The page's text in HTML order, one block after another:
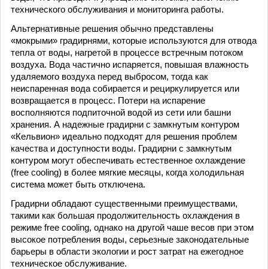
технического обслуживания и мониторинга работы.
Альтернативные решения обычно представлены
«мокрыми» градирнями, которые используются для отвода
тепла от воды, нагретой в процессе встречным потоком
воздуха. Вода частично испаряется, повышая влажность
удаляемого воздуха перед выбросом, тогда как
неиспаренная вода собирается и рециркулируется или
возвращается в процесс. Потери на испарение
восполняются подпиточной водой из сети или башни
хранения. А надежные градирни с замкнутым контуром
«Кельвион» идеально подходят для решения проблем
качества и доступности воды. Градирни с замкнутым
контуром могут обеспечивать естественное охлаждение
(free cooling) в более мягкие месяцы, когда холодильная
система может быть отключена.
Градирни обладают существенными преимуществами,
такими как большая продолжительность охлаждения в
режиме free cooling, однако на другой чаше весов при этом
высокое потребления воды, серьезные законодательные
барьеры в области экологии и рост затрат на ежегодное
техническое обслуживание.